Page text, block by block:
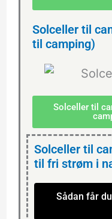
Solceller til
til camping)
Solceller til
Solceller til
til fri strøm i
Sådan får